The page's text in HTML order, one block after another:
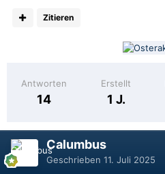
Zitieren
Antworten
14
Erstellt
1 J.
Calumbus
Geschrieben 11. Juli 2025